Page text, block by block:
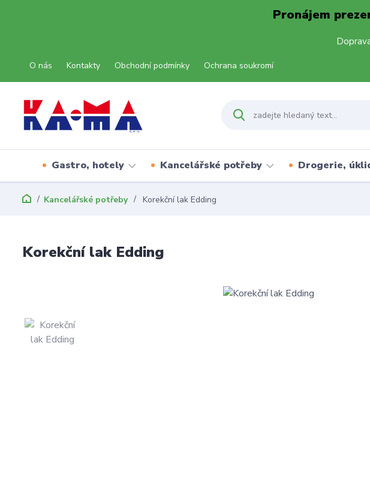
Pronájem
O nás Kontakty Obchodní podmínky Ochrana soukromí
Gastro, hotely Kancelářské potřeby Drogerie,
Kancelářské potřeby Korekční lak Edding
Korekční lak Edding